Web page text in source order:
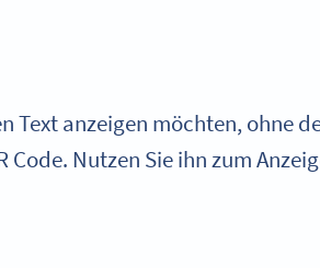
Text anzeigen möchten, ohne
Code. Nutzen Sie ihn zum